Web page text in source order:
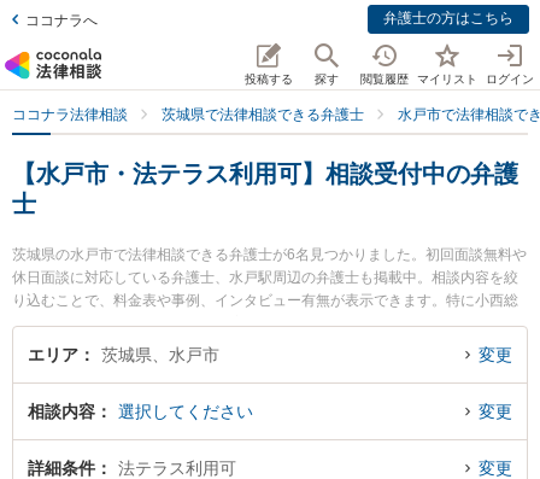
ココナラへ 弁護士の方はこちら
投稿する 探す 閲覧履歴 マイリスト ログイン
ココナラ法律相談 茨城県で法律相談できる弁護士 水戸市で法律相談で
【水戸市・法テラス利用可】相談受付中の弁護
士
茨城県の水戸市で法律相談できる弁護士が6名見つかりました。初回面談無料や
休日面談に対応している弁護士、水戸駅周辺の弁護士も掲載中。相談内容を絞
り込むことで、料金表や事例、インタビュー有無が表示できます。特に小西総
合法律事務所の小西 俊一弁護士や美和法律事務所の岡本 華子弁護士、弁護士法
人水戸翔合同法律事務所の丸山 幸司弁護士のプロフィール情報や弁護士費用、
方は是非ご利用ください。水戸市で土日や夜間に発生した不倫慰謝料トラブル
を今すぐに弁護士に相談したい』『交通事故の過失割合や後遺障害のトラブル
解決の実績豊富な近くの弁護士を検索したい』『初回相談無料で自己破産や債
エリア 茨城県、水戸市 変更
相談内容 選択してください 変更
詳細条件 法テラス利用可 変更